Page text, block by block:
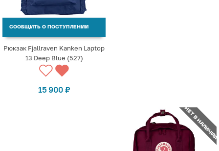
СООБЩИТЬ О ПОСТУПЛЕНИИ
Рюкзак Fjallraven Kanken Laptop
13 Deep Blue (527)
15 900 ₽
НЕТ В НАЛИЧИИ